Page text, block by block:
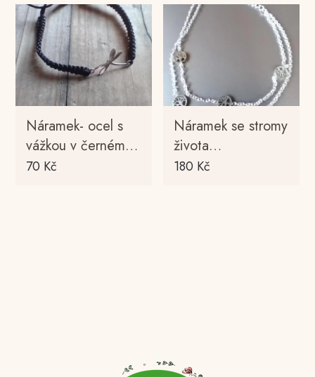
Náramek- ocel s
vážkou v černém…
70 Kč
Náramek se stromy
života…
180 Kč